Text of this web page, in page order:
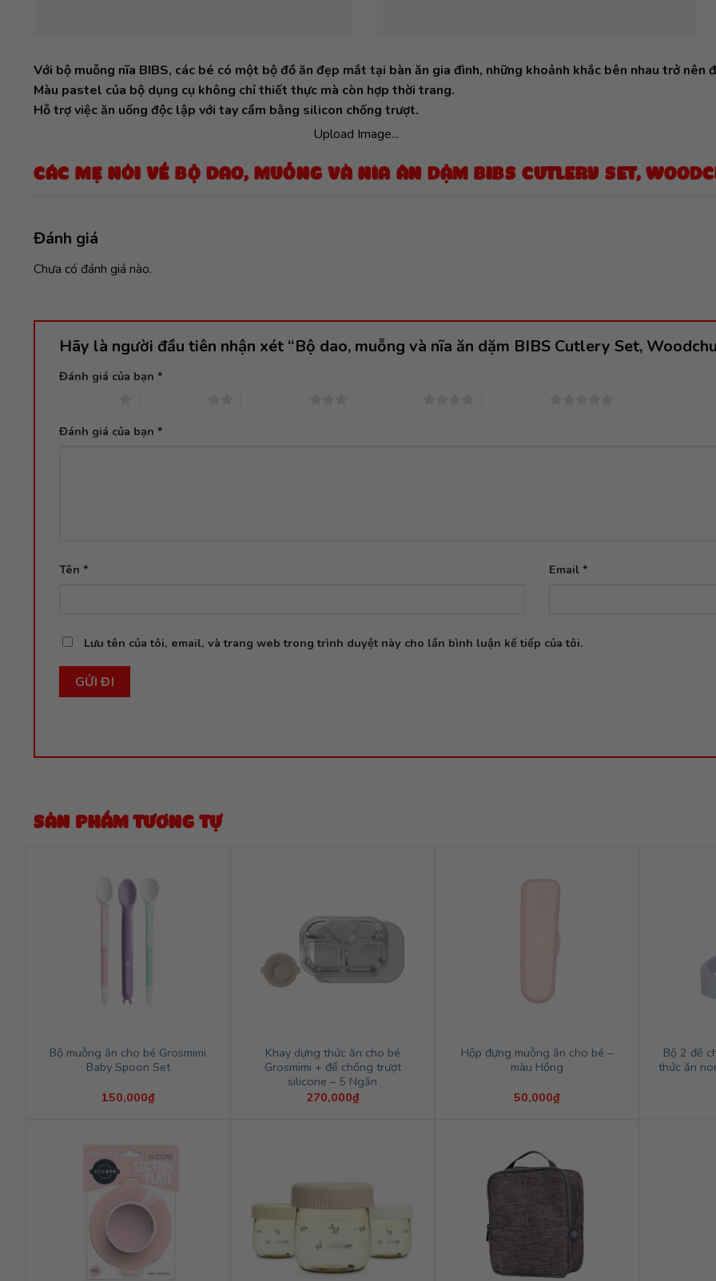
Upload Image...
Với bộ muỗng nĩa BIBS, các bé có một bộ đồ ăn đẹp mắt tại bàn ăn gia đình, những khoảnh khắc bên nhau trở nên
Màu pastel của bộ dụng cụ không chỉ thiết thực mà còn hợp thời trang.
Hỗ trợ việc ăn uống độc lập với tay cầm bằng silicon chống trượt.
CÁC MẸ NÓI VỀ BỘ DAO, MUỖNG VÀ NĨA ĂN DẶM BIBS CUTLERY SET,
Đánh giá
Chưa có đánh giá nào.
Hãy là người đầu tiên nhận xét “Bộ dao, muỗng và nĩa ăn dặm BIBS Cutlery Set,
Đánh giá của bạn *
Đánh giá của bạn *
Tên * Email *
Lưu tên của tôi, email, và trang web trong trình duyệt này cho lần bình luận kế tiếp của tôi.
SẢN PHẨM TƯƠNG TỰ
Bộ muỗng ăn cho bé Grosmimi
Baby Spoon Set
150,000₫
Khay dựng thức ăn cho bé
Grosmimi + đế chống trượt
silicone – 5 Ngăn
270,000₫
Hộp đựng muỗng ăn cho bé –
màu Hồng
50,000₫
Bộ 2 đế
thức ăn